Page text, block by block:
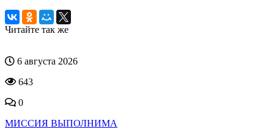
Читайте так же
6 августа 2026
643
0
МИССИЯ ВЫПОЛНИМА